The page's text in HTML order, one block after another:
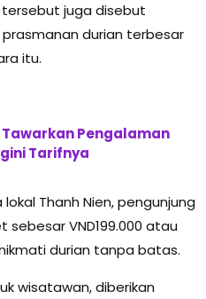
juga disebut
durian terbesar
itu.
Pengalaman
Tarifnya
Thanh Nien, pengunjung
VND199.000 atau
durian tanpa batas.
wisatawan, diberikan